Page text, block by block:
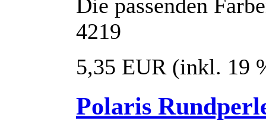
Die passenden
4219
5,35 EUR (inkl. 19
Polaris